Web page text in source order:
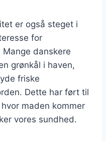
er også steget i
for
danskere
grønkål i haven,
friske
Dette har ført til
maden kommer
vores sundhed.